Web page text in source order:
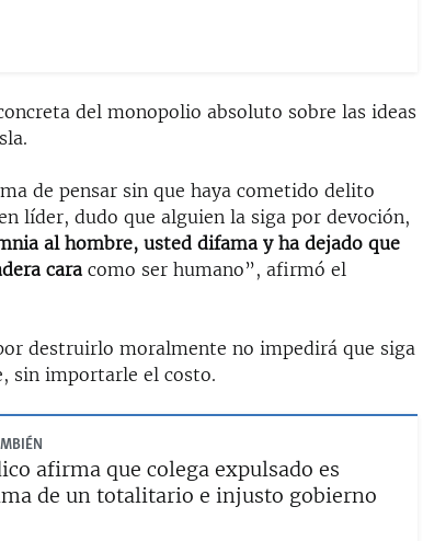
del monopolio absoluto sobre las ideas
de pensar sin que haya cometido delito
líder, dudo que alguien la siga por devoción,
al hombre, usted difama y ha dejado que
cara como ser humano”, afirmó el
destruirlo moralmente no impedirá que siga
sin importarle el costo.
afirma que colega expulsado es
de un totalitario e injusto gobierno